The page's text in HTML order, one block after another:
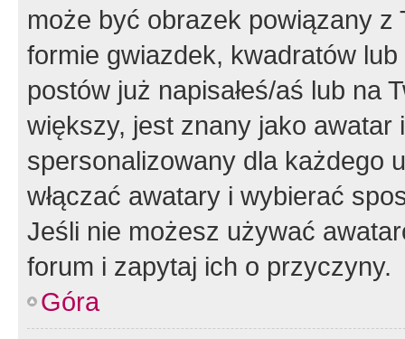
może być obrazek powiązany z
formie gwiazdek, kwadratów
postów już napisałeś/aś lub na
większy, jest znany jako
spersonalizowany dla każdego
włączać awatary i wybierać
Jeśli nie możesz używać
forum i zapytaj ich o przyczyny.
Góra